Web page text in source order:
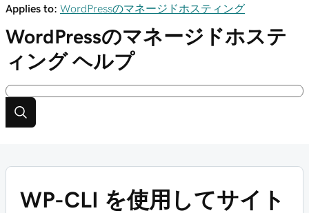
Applies to: WordPressのマネージドホスティング
WordPressのマネージドホステ
ィング ヘルプ
WP-CLI を使用してサイト